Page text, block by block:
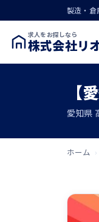
製造・倉
求人をお探しなら
株式会社リ
【
愛知県
ホーム ›